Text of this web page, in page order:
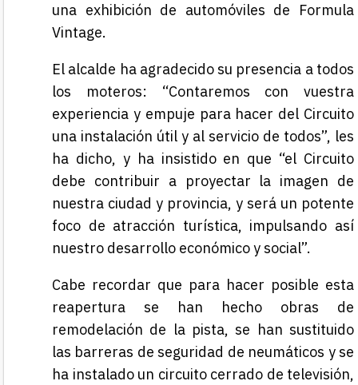
una exhibición de automóviles de Formula
Vintage.
El alcalde ha agradecido su presencia a todos
los moteros: “Contaremos con vuestra
experiencia y empuje para hacer del Circuito
una instalación útil y al servicio de todos”, les
ha dicho, y ha insistido en que “el Circuito
debe contribuir a proyectar la imagen de
nuestra ciudad y provincia, y será un potente
foco de atracción turística, impulsando así
nuestro desarrollo económico y social”.
Cabe recordar que para hacer posible esta
reapertura se han hecho obras de
remodelación de la pista, se han sustituido
las barreras de seguridad de neumáticos y se
ha instalado un circuito cerrado de televisión,